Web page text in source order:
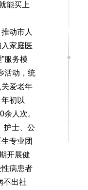
能买上
动市人
家庭医
服务模
活动，统
爱老年
初以
人次。
护士、公
专业团
开展健
病患者
不出社